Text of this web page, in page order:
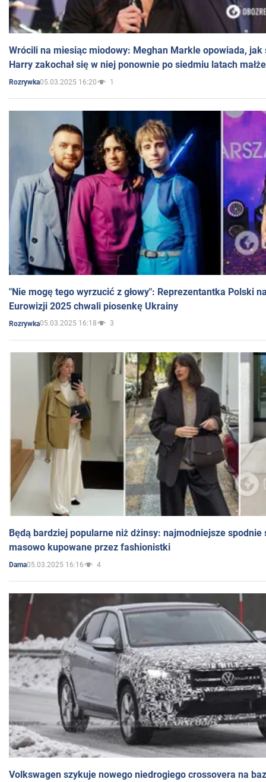
Wrócili na miesiąc miodowy: Meghan Markle opowiada, jak
Harry zakochał się w niej ponownie po siedmiu latach
Rozrywka05.03.2025 16:20 1
"Nie mogę tego wyrzucić z głowy": Reprezentantka Polski
Eurowizji 2025 chwali piosenkę Ukrainy
Rozrywka05.03.2025 16:18 3
Będą bardziej popularne niż dżinsy: najmodniejsze spodnie
masowo kupowane przez fashionistki
Dama05.03.2025 16:16 4
Volkswagen szykuje nowego niedrogiego crossovera na